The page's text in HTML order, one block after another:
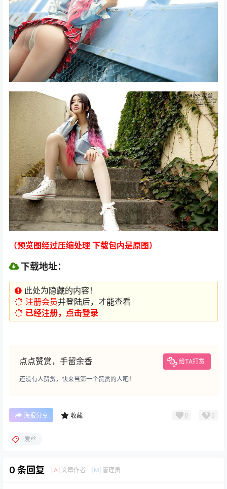
（预览图经过压缩处理 下载包内是原图）
下载地址：
此处为隐藏的内容！
注册会员并登陆后，才能查看
已经注册，点击登录
点点赞赏，手留余香 给TA打赏
还没有人赞赏，快来当第一个赞赏的人吧！
海报分享 收藏 0 0
爱丝
0 条回复 A 文章作者 M 管理员